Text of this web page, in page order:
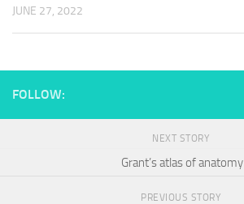
JUNE 27, 2022
FOLLOW:
NEXT STORY
Grant’s atlas of anatomy
PREVIOUS STORY